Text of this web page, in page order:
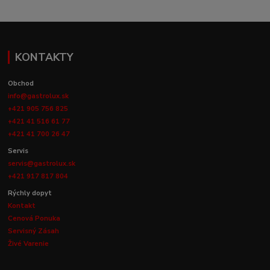
KONTAKTY
Obchod
info@gastrolux.sk
+421 905 756 825
+421 41 516 61 77
+421 41 700 26 47
Servis
servis@gastrolux.sk
+421 917 817 804
Rýchly dopyt
Kontakt
Cenová Ponuka
Servisný Zásah
Živé Varenie